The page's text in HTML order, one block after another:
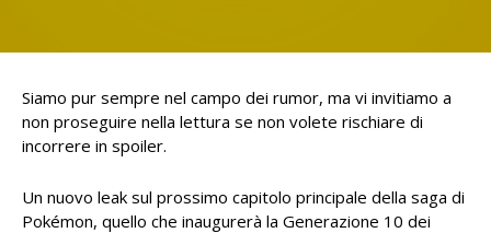
Siamo pur sempre nel campo dei rumor, ma vi invitiamo a
non proseguire nella lettura se non volete rischiare di
incorrere in spoiler.
Un nuovo leak sul prossimo capitolo principale della saga di
Pokémon, quello che inaugurerà la Generazione 10 dei